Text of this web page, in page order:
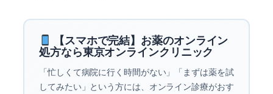
【スマホで完結】お薬のオンライン
処方なら東京オンラインクリニック
「忙しくて病院に行く時間がない」「まずは薬を試
してみたい」という方には、オンライン診療がおす